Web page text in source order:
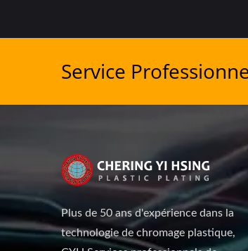
Service
Plus de 50 ans d'expérience dans la
technologie de chromage plastique,